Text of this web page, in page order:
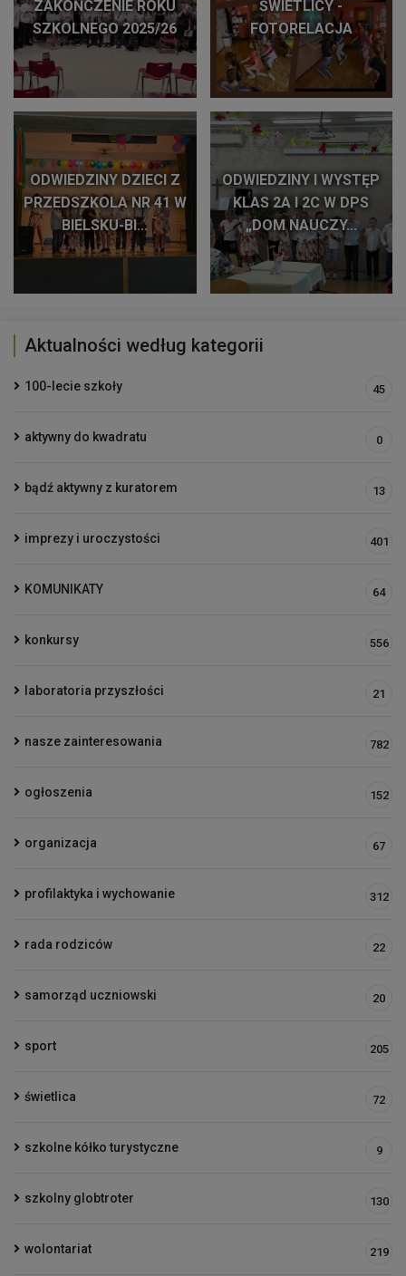
ZAKOŃCZENIE ROKU
SZKOLNEGO 2025/26
ŚWIETLICY -
FOTORELACJA
ODWIEDZINY DZIECI Z
PRZEDSZKOLA NR 41 W
BIELSKU-BI...
ODWIEDZINY I WYSTĘP
KLAS 2A I 2C W DPS
„DOM NAUCZY...
Aktualności według kategorii
100-lecie szkoły 45
aktywny do kwadratu 0
bądź aktywny z kuratorem 13
imprezy i uroczystości 401
KOMUNIKATY 64
konkursy 556
laboratoria przyszłości 21
nasze zainteresowania 782
ogłoszenia 152
organizacja 67
profilaktyka i wychowanie 312
rada rodziców 22
samorząd uczniowski 20
sport 205
świetlica 72
szkolne kółko turystyczne 9
szkolny globtroter 130
wolontariat 219